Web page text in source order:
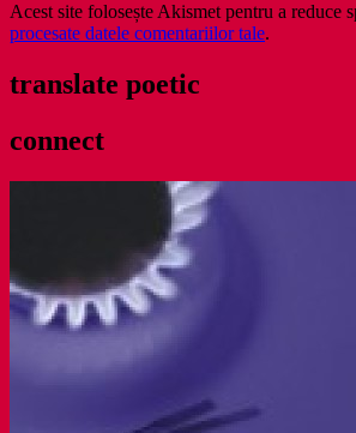
Acest site folosește Akismet pentru a reduce
procesate datele comentariilor tale.
translate poetic
connect